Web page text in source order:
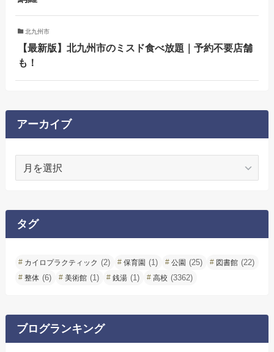
北九州市
【最新版】北九州市のミスド食べ放題｜予約不要店舗
も！
アーカイブ
ブ
タグ
カイロプラクティック (2) 保育園 (1) 公園 (25) 図書館 (22)
整体 (6) 美術館 (1) 銭湯 (1) 高校 (3362)
ブログランキング